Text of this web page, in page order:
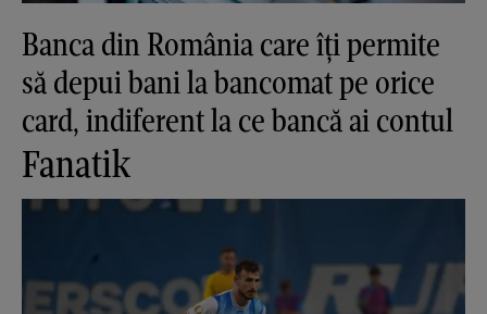
Banca din România care îți permite
să depui bani la bancomat pe orice
card, indiferent la ce bancă ai contul
Fanatik